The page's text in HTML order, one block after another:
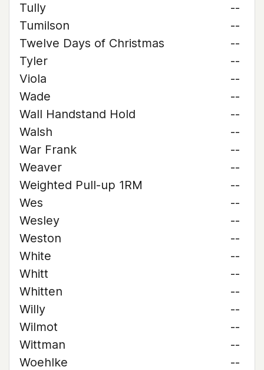
Tully
--
Tumilson
--
Twelve Days of Christmas
--
Tyler
--
Viola
--
Wade
--
Wall Handstand Hold
--
Walsh
--
War Frank
--
Weaver
--
Weighted Pull-up 1RM
--
Wes
--
Wesley
--
Weston
--
White
--
Whitt
--
Whitten
--
Willy
--
Wilmot
--
Wittman
--
Woehlke
--